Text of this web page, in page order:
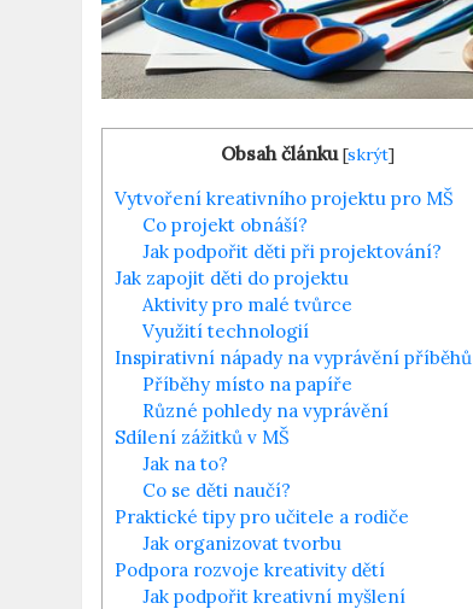
Obsah článku [skrýt]
Vytvoření kreativního projektu pro MŠ
Co ⁤projekt obnáší?
Jak podpořit⁤ děti ‍při projektování?
Jak⁤ zapojit děti‌ do projektu
Aktivity pro malé‌ tvůrce
Využití technologií
Inspirativní nápady na‍ vyprávění příběhů
Příběhy‌ místo‌ na papíře
Různé pohledy na vyprávění
Sdílení ⁢zážitků v MŠ
Jak na‌ to?
Co ​se⁤ děti ‍naučí?
Praktické ⁣tipy ‍pro učitele⁢ a ⁤rodiče
Jak organizovat‌ tvorbu
Podpora rozvoje kreativity⁣ dětí
Jak podpořit kreativní myšlení